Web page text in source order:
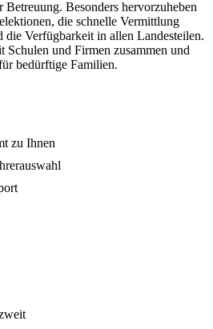
Betreuung. Besonders hervorzuheben
die schnelle Vermittlung
die Verfügbarkeit in allen Landesteilen.
Schulen und Firmen zusammen und
bedürftige Familien.
zu Ihnen